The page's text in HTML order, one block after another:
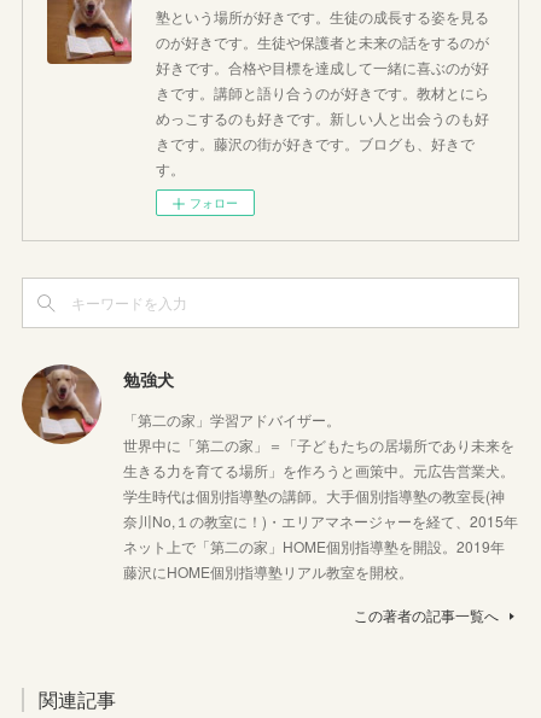
塾という場所が好きです。生徒の成長する姿を見る
のが好きです。生徒や保護者と未来の話をするのが
好きです。合格や目標を達成して一緒に喜ぶのが好
きです。講師と語り合うのが好きです。教材とにら
めっこするのも好きです。新しい人と出会うのも好
きです。藤沢の街が好きです。ブログも、好きで
す。
フォロー
勉強犬
「第二の家」学習アドバイザー。
世界中に「第二の家」＝「子どもたちの居場所であり未来を
生きる力を育てる場所」を作ろうと画策中。元広告営業犬。
学生時代は個別指導塾の講師。大手個別指導塾の教室長(神
奈川No,１の教室に！)・エリアマネージャーを経て、2015年
ネット上で「第二の家」HOME個別指導塾を開設。2019年
藤沢にHOME個別指導塾リアル教室を開校。
この著者の記事一覧へ
関連記事